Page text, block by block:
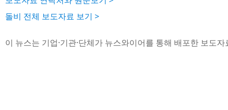
돌비 전체 보도자료 보기 >
이 뉴스는 기업·기관·단체가 뉴스와이어를 통해 배포한 보도